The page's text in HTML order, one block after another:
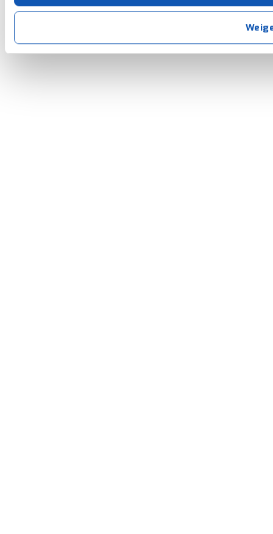
verbeteren. We tonen je graag relevante advertenties
buiten onze website volgt – uiteraard op
. Als je weigert, plaatsen we alleen
kun je later altijd aanpassen via devoorkeurenpagina.